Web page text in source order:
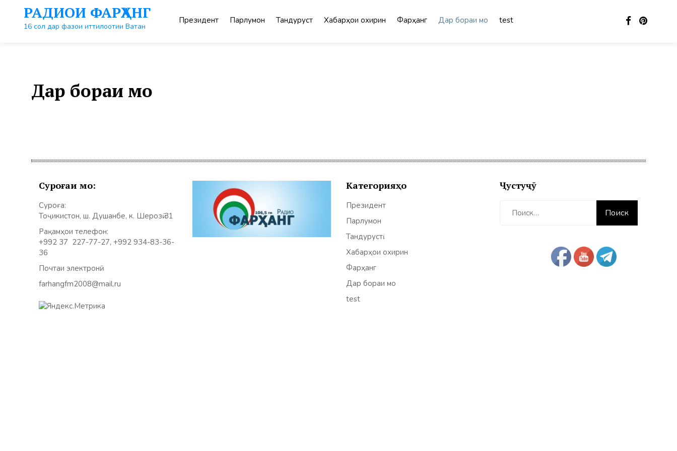
контенту
РАДИОИ ФАРҲАНГ
16 сол дар фазои иттилоотии Ватан
Президент Парлумон Тандурустӣ Хабарҳои охирин Фарҳанг Дар бораи мо test
Дар бораи мо
Суроғаи мо:
Суроға:
Тоҷикистон, ш. Душанбе, к. Шерозӣ 31
Рақамҳои телефон:
+992 37 227-77-27, +992 934-83-36-
36
Почтаи электронӣ:
farhangfm2008@mail.ru
Категорияҳо
Президент
Парлумон
Тандурустӣ
Хабарҳои охирин
Фарҳанг
Дар бораи мо
test
Ҷустуҷӯ